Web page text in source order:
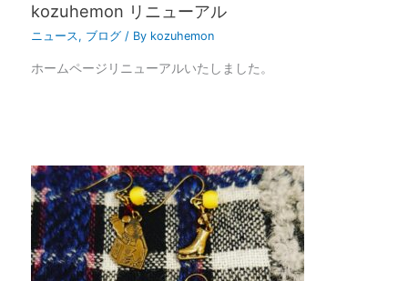
kozuhemon リニューアル
ニュース, ブログ / By kozuhemon
ホームページリニューアルいたしました。